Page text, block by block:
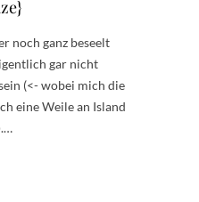
noch ganz beseelt
gar nicht
(<- wobei mich die
eine Weile an Island